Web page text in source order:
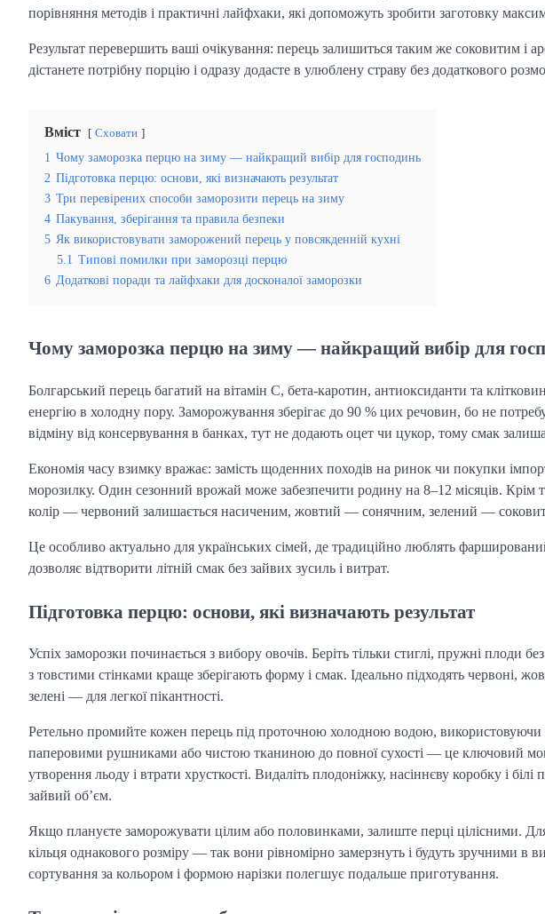
порівняння методів і практичні лайфхаки, які допоможуть зробити заготовку
Результат перевершить ваші очікування: перець залишиться таким же соковитим і
дістанете потрібну порцію і одразу додасте в улюблену страву без додаткового
Вміст Сховати
1 Чому заморозка перцю на зиму — найкращий вибір для господинь
2 Підготовка перцю: основи, які визначають результат
3 Три перевірених способи заморозити перець на зиму
4 Пакування, зберігання та правила безпеки
5 Як використовувати заморожений перець у повсякденній кухні
5.1 Типові помилки при заморозці перцю
6 Додаткові поради та лайфхаки для досконалої заморозки
Чому заморозка перцю на зиму — найкращий вибір для
Болгарський перець багатий на вітамін С, бета-каротин, антиоксиданти та
енергію в холодну пору. Заморожування зберігає до 90 % цих речовин, бо не
відміну від консервування в банках, тут не додають оцет чи цукор, тому смак
Економія часу взимку вражає: замість щоденних походів на ринок чи покупки
морозилку. Один сезонний врожай може забезпечити родину на 8–12 місяців. Крім
колір — червоний залишається насиченим, жовтий — сонячним, зелений —
Це особливо актуально для українських сімей, де традиційно люблять
дозволяє відтворити літній смак без зайвих зусиль і витрат.
Підготовка перцю: основи, які визначають результат
Успіх заморозки починається з вибору овочів. Беріть тільки стиглі, пружні плоди
з товстими стінками краще зберігають форму і смак. Ідеально підходять червоні,
зелені — для легкої пікантності.
Ретельно промийте кожен перець під проточною холодною водою, використовуючи
паперовими рушниками або чистою тканиною до повної сухості — це ключовий
утворення льоду і втрати хрусткості. Видаліть плодоніжку, насіннєву коробку і
зайвий об’єм.
Якщо плануєте заморожувати цілим або половинками, залиште перці цілісними.
кільця однакового розміру — так вони рівномірно замерзнуть і будуть зручними в
сортування за кольором і формою нарізки полегшує подальше приготування.